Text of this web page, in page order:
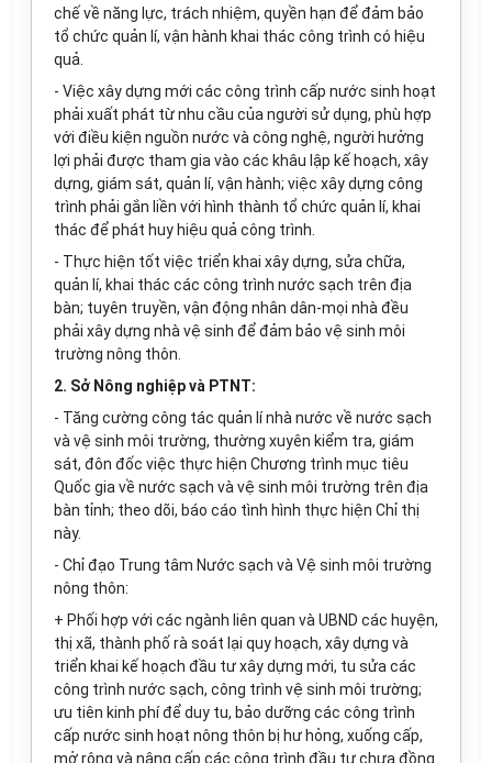
chế về năng lực, trách nhiệm, quyền hạn để đảm bảo
tổ chức quản lí, vận hành khai thác công trình có hiệu
quả.
- Việc xây dựng mới các công trình cấp nước sinh hoạt
phải xuất phát từ nhu cầu của người sử dụng, phù hợp
với điều kiện nguồn nước và công nghệ, người hưởng
lợi phải được tham gia vào các khâu lập kế hoạch, xây
dựng, giám sát, quản lí, vận hành; việc xây dựng công
trình phải gắn liền với hình thành tổ chức quản lí, khai
thác để phát huy hiệu quả công trình.
- Thực hiện tốt việc triển khai xây dựng, sửa chữa,
quản lí, khai thác các công trình nước sạch trên địa
bàn; tuyên truyền, vận động nhân dân-mọi nhà đều
phải xây dựng nhà vệ sinh để đảm bảo vệ sinh môi
trường nông thôn.
2. Sở Nông nghiệp và PTNT:
- Tăng cường công tác quản lí nhà nước về nước sạch
và vệ sinh môi trường, thường xuyên kiểm tra, giám
sát, đôn đốc việc thực hiện Chương trình mục tiêu
Quốc gia về nước sạch và vệ sinh môi trường trên địa
bàn tỉnh; theo dõi, báo cáo tình hình thực hiện Chỉ thị
này.
- Chỉ đạo Trung tâm Nước sạch và Vệ sinh môi trường
nông thôn:
+ Phối hợp với các ngành liên quan và UBND các huyện,
thị xã, thành phố rà soát lại quy hoạch, xây dựng và
triển khai kế hoạch đầu tư xây dựng mới, tu sửa các
công trình nước sạch, công trình vệ sinh môi trường;
ưu tiên kinh phí để duy tu, bảo dưỡng các công trình
cấp nước sinh hoạt nông thôn bị hư hỏng, xuống cấp,
mở rộng và nâng cấp các công trình đầu tư chưa đồng